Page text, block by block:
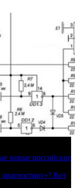
новые российские
Вот